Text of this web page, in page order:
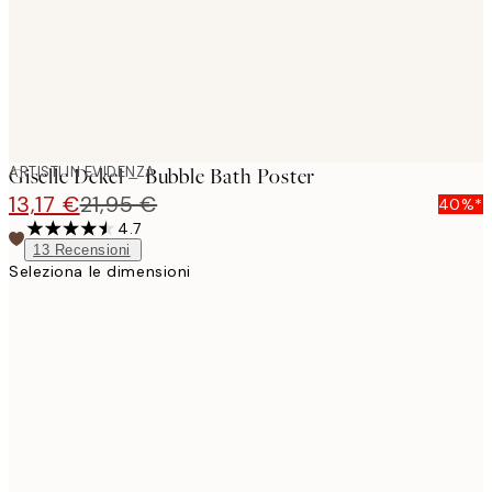
ARTISTI IN EVIDENZA
Giselle Dekel – Bubble Bath Poster
13,17 €21,95 €
40%*
4.7
13 Recensioni
Seleziona le dimensioni